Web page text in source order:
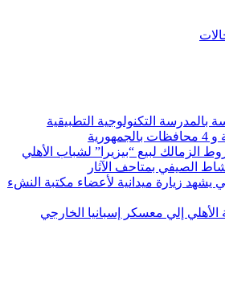
بالمدرسة التكنولوجية التطبيقية
لبيع “بيزيرا” لشباب الأهلي
الصيفي بمتاحف الآثار
يشهد زيارة ميدانية لأعضاء مكتبة النشء
إلي معسكر إسبانيا الخارجي